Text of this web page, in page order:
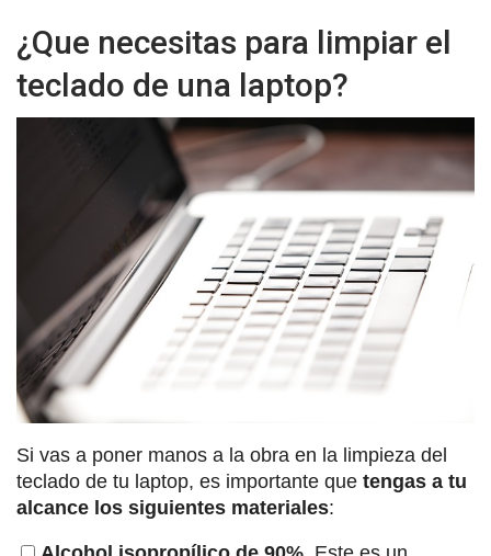
¿Que necesitas para limpiar el
teclado de una laptop?
Si vas a poner manos a la obra en la limpieza del
teclado de tu laptop, es importante que tengas a tu
alcance los siguientes materiales: